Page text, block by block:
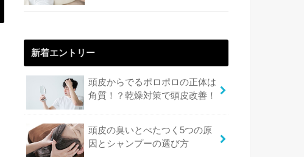
新着エントリー
頭皮からでるポロポロの正体は
角質！？乾燥対策で頭皮改善！
頭皮の臭いとべたつく5つの原
因とシャンプーの選び方